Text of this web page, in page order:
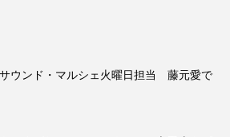
ウンド・マルシェ火曜日担当 藤元愛で